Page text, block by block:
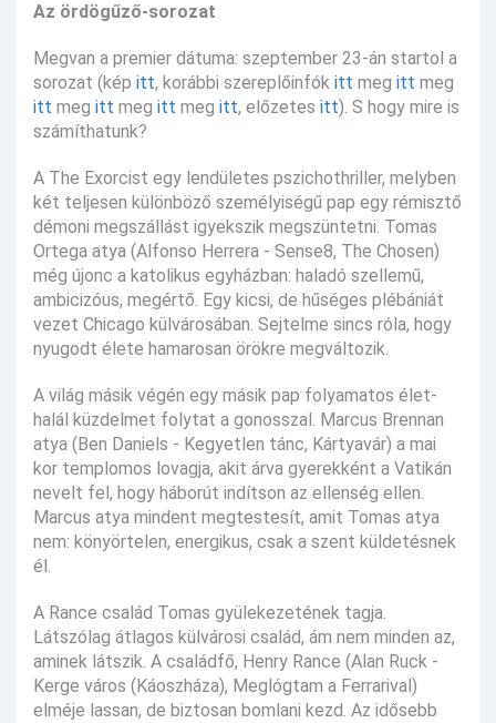
Az ördögűző-sorozat
Megvan a premier dátuma: szeptember 23-án startol a
sorozat (kép itt, korábbi szereplőinfók itt meg itt meg
itt meg itt meg itt meg itt, előzetes itt). S hogy mire is
számíthatunk?
A The Exorcist egy lendületes pszichothriller, melyben
két teljesen különböző személyiségű pap egy rémisztő
démoni megszállást igyekszik megszüntetni. Tomas
Ortega atya (Alfonso Herrera - Sense8, The Chosen)
még újonc a katolikus egyházban: haladó szellemű,
ambicizóus, megértő. Egy kicsi, de hűséges plébániát
vezet Chicago külvárosában. Sejtelme sincs róla, hogy
nyugodt élete hamarosan örökre megváltozik.
A világ másik végén egy másik pap folyamatos élet-
halál küzdelmet folytat a gonosszal. Marcus Brennan
atya (Ben Daniels - Kegyetlen tánc, Kártyavár) a mai
kor templomos lovagja, akit árva gyerekként a Vatikán
nevelt fel, hogy háborút indítson az ellenség ellen.
Marcus atya mindent megtestesít, amit Tomas atya
nem: könyörtelen, energikus, csak a szent küldetésnek
él.
A Rance család Tomas gyülekezetének tagja.
Látszólag átlagos külvárosi család, ám nem minden az,
aminek látszik. A családfő, Henry Rance (Alan Ruck -
Kerge város (Káoszháza), Meglógtam a Ferrarival)
elméje lassan, de biztosan bomlani kezd. Az idősebb